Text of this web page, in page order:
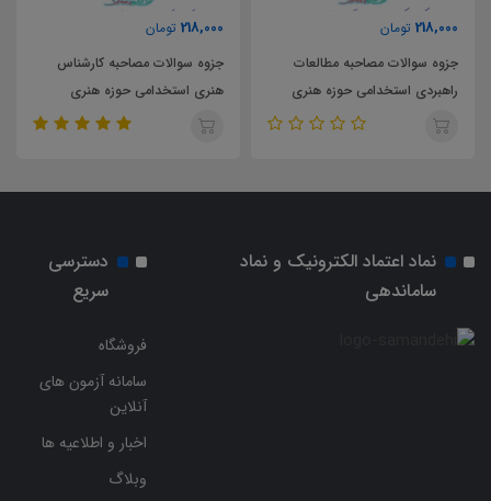
218,000 تومان
جزوه سوالات مصاحبه کارشناس
هنری استخدامی حوزه هنری
انقلاب اسلامی
218,000 تومان
جزوه سوالات مصاحبه کارشناس
تولید استخدامی حوزه هنری انقلاب
اسلامی
نماد اعتماد الکترونیک و نماد
ساماندهی
دسترسی
سریع
فروشگاه
سامانه آزمون های
آنلاین
اخبار و اطلاعیه ها
وبلاگ